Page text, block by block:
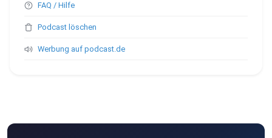
FAQ / Hilfe
Podcast löschen
Werbung auf podcast.de